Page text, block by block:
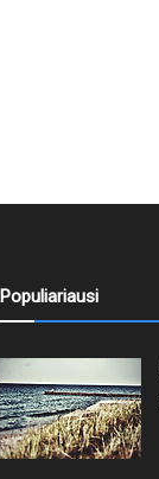
Populiariausi